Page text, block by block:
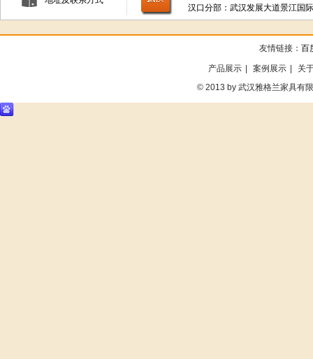
汉口分部：武汉发展大道景江国
友情链接： 百
产品展示 案例展示
关
© 2013 by 武汉雅格兰家具有